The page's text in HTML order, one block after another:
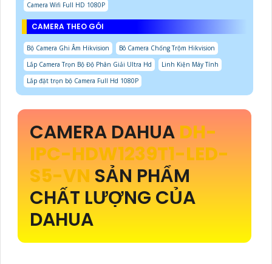
Camera Wifi Full HD 1080P
CAMERA THEO GÓI
Bộ Camera Ghi Âm Hikvision
Bô Camera Chống Trộm Hikvision
Lắp Camera Trọn Bộ Độ Phân Giải Ultra Hd
Linh Kiện Máy Tính
Lắp đặt trọn bộ Camera Full Hd 1080P
CAMERA DAHUA DH-
IPC-HDW1239T1-LED-
S5-VN SẢN PHẨM
CHẤT LƯỢNG CỦA
DAHUA